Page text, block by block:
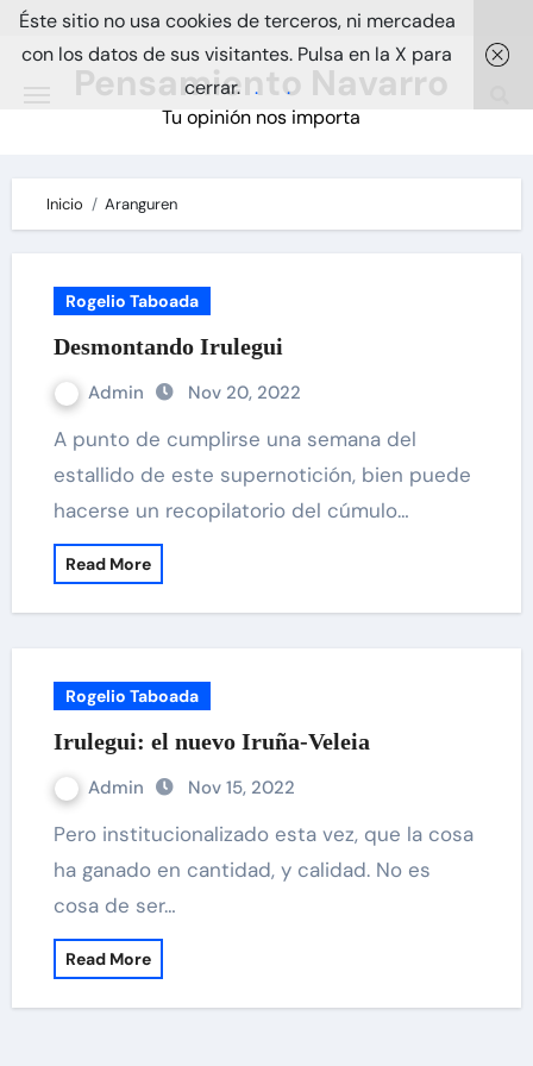
Skip
Pensamiento Navarro
Tu opinión nos importa
Inicio Aranguren
Rogelio Taboada
Desmontando Irulegui
Admin Nov 20, 2022
A punto de cumplirse una semana del
estallido de este supernotición, bien puede
hacerse un recopilatorio del cúmulo…
Read More
Rogelio Taboada
Irulegui: el nuevo Iruña-Veleia
Admin Nov 15, 2022
Pero institucionalizado esta vez, que la cosa
ha ganado en cantidad, y calidad. No es
cosa de ser…
Read More
Éste sitio no usa cookies de terceros, ni mercadea
con los datos de sus visitantes. Pulsa en la X para
cerrar. . .